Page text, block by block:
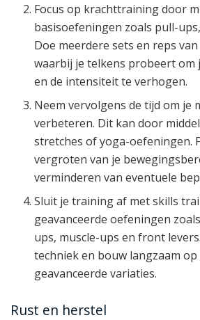
Focus op krachttraining door
basisoefeningen zoals pull-
Doe meerdere sets en reps
waarbij je telkens probeert om
en de intensiteit te verhogen.
Neem vervolgens de tijd om je
verbeteren. Dit kan door
stretches of yoga-oefeningen.
vergroten van je
verminderen van eventuele
Sluit je training af met skills
geavanceerde oefeningen
ups, muscle-ups en front
techniek en bouw langzaam
geavanceerde variaties.
Rust en herstel